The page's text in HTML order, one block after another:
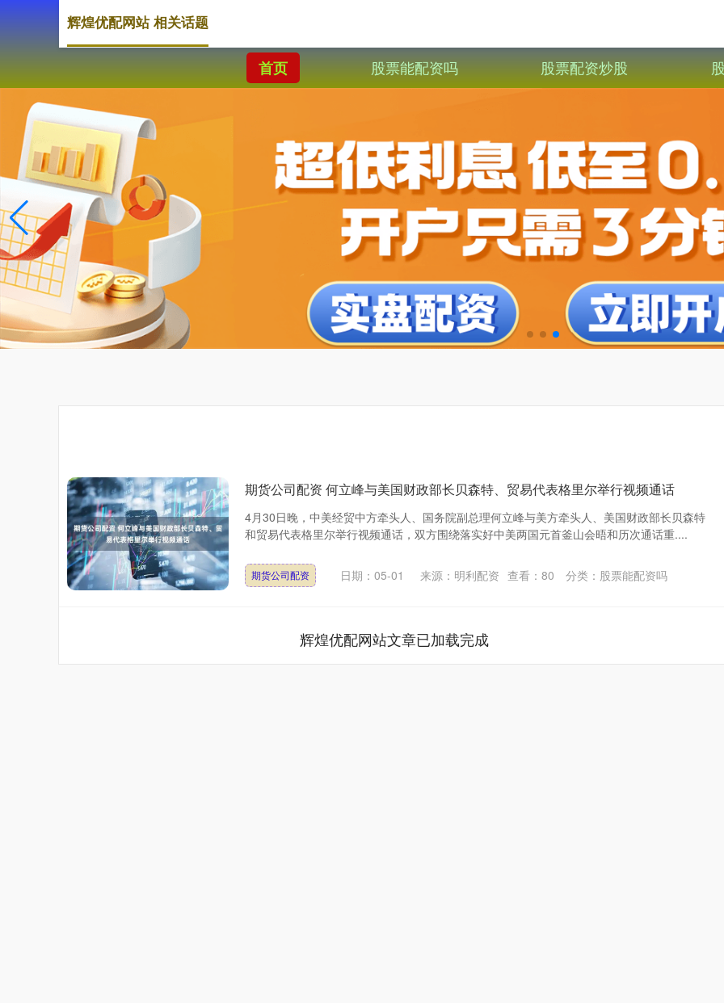
首页 股票能配资吗 股票配资炒股
辉煌优配网站 相关话题
期货公司配资 何立峰与美国财政部长贝森特、贸易代表格里尔举行视频通话
4月30日晚，中美经贸中方牵头人、国务院副总理何立峰与美方牵头人、美国财政部长贝森特
和贸易代表格里尔举行视频通话，双方围绕落实好中美两国元首釜山会晤和历次通话重....
期货公司配资 日期：05-01 来源：明利配资 查看： 80 分类： 股票能配资吗
辉煌优配网站文章已加载完成